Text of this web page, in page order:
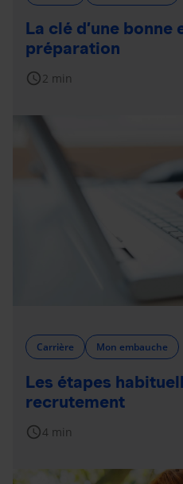
La clé d’une bonne
préparation
schedule2 min
Carrière Mon embauche
Les étapes
recrutement
schedule4 min